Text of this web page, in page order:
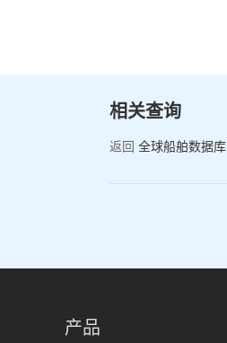
相关查询
返回 全球船舶数据库
产品